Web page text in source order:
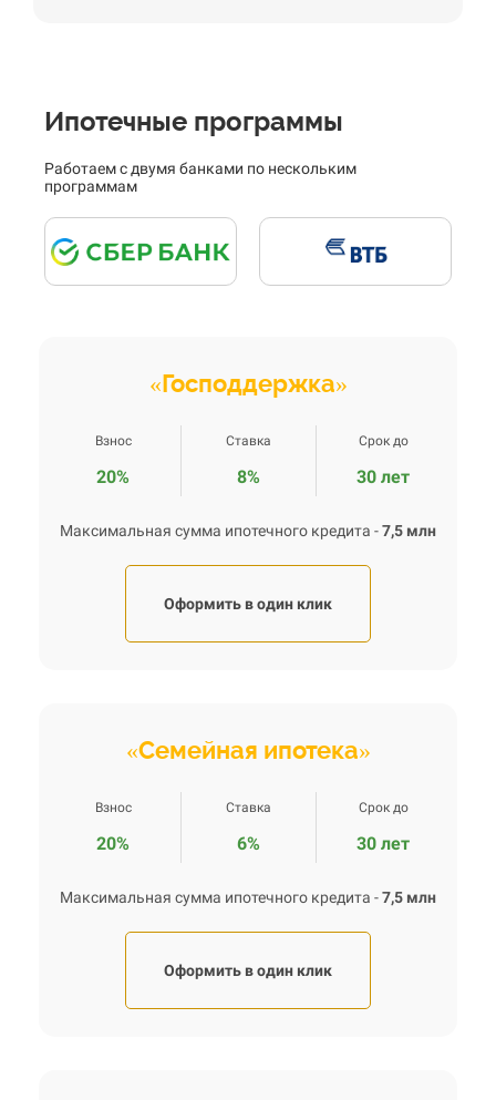
Ипотечные программы
Работаем с двумя банками по нескольким
программам
«Господдержка»
Взнос
20%
Ставка
8%
Срок до
30 лет
Максимальная сумма ипотечного кредита -7,5 млн
Оформить в один клик
«Семейная ипотека»
Взнос
20%
Ставка
6%
Срок до
30 лет
Максимальная сумма ипотечного кредита -7,5 млн
Оформить в один клик